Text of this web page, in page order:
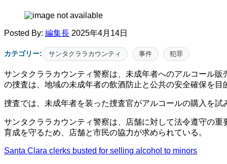
Posted By: 編集長 2025年4月14日
カテゴリー: サンタクララカウンティ 事件 犯罪
サンタクララカウンティ警察は、未成年者へのアルコール
の捜査は、地域の未成年者の飲酒防止と公共の安全確保を目
捜査では、未成年者を装った捜査官がアルコールの購入を
サンタクララカウンティ警察は、店舗に対して法令遵守の
育成を守るため、店舗と市民の協力が求められている。
Santa Clara clerks busted for selling alcohol to minors